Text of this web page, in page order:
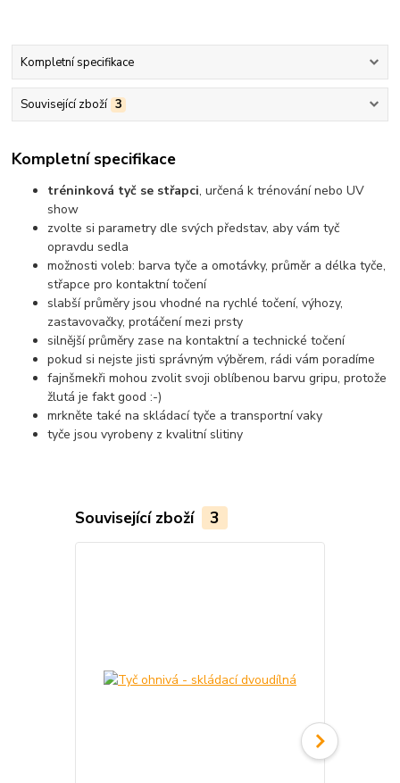
Kompletní specifikace
Související zboží 3
Kompletní specifikace
tréninková tyč se střapci, určená k trénování nebo UV
show
zvolte si parametry dle svých představ, aby vám tyč
opravdu sedla
možnosti voleb: barva tyče a omotávky, průměr a délka tyče,
střapce pro kontaktní točení
slabší průměry jsou vhodné na rychlé točení, výhozy,
zastavovačky, protáčení mezi prsty
silnější průměry zase na kontaktní a technické točení
pokud si nejste jisti správným výběrem, rádi vám poradíme
fajnšmekři mohou zvolit svoji oblíbenou barvu gripu, protože
žlutá je fakt good :-)
mrkněte také na skládací tyče a transportní vaky
tyče jsou vyrobeny z kvalitní slitiny
Související zboží 3